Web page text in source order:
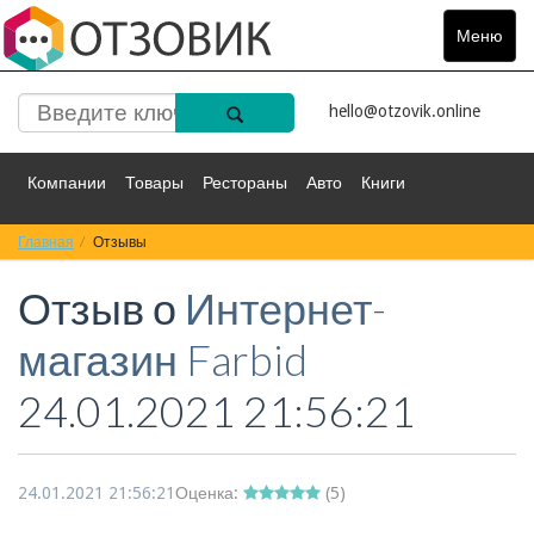
Меню
Toggle
hello@otzovik.online
Компании Товары Рестораны Авто Книги
Спорт Фильмы
Красота Здоровье Остальное
Главная Отзывы
Отзыв о Интернет-
магазин Farbid
24.01.2021 21:56:21
24.01.2021 21:56:21Оценка: (5)